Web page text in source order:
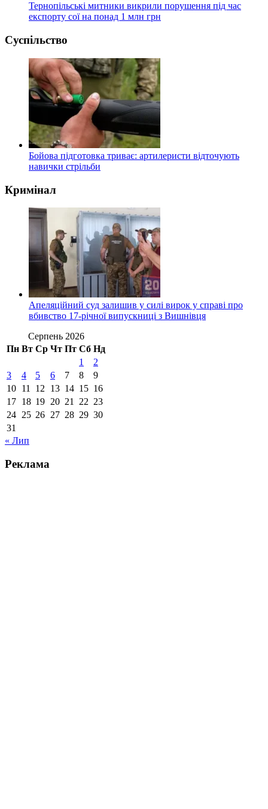
Тернопільські митники викрили порушення під час
експорту сої на понад 1 млн грн
Суспільство
Бойова підготовка триває: артилеристи відточують
навички стрільби
Кримінал
Апеляційний суд залишив у силі вирок у справі про
вбивство 17-річної випускниці з Вишнівця
Серпень 2026
Пн Вт Ср Чт Пт Сб Нд
1
2
3
4 5 6 7 8
9
10 11 12 13 14 15 16
17 18 19 20 21 22 23
24 25 26 27 28 29 30
31
« Лип
Реклама